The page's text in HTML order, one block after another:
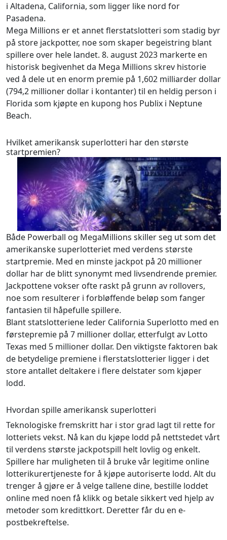
i Altadena, California, som ligger like nord for
Pasadena.
Mega Millions er et annet flerstatslotteri som stadig byr
på store jackpotter, noe som skaper begeistring blant
spillere over hele landet. 8. august 2023 markerte en
historisk begivenhet da Mega Millions skrev historie
ved å dele ut en enorm premie på 1,602 milliarder dollar
(794,2 millioner dollar i kontanter) til en heldig person i
Florida som kjøpte en kupong hos Publix i Neptune
Beach.
Hvilket amerikansk superlotteri har den største
startpremien?
Både Powerball og MegaMillions skiller seg ut som det
amerikanske superlotteriet med verdens største
startpremie. Med en minste jackpot på 20 millioner
dollar har de blitt synonymt med livsendrende premier.
Jackpottene vokser ofte raskt på grunn av rollovers,
noe som resulterer i forbløffende beløp som fanger
fantasien til håpefulle spillere.
Blant statslotteriene leder California Superlotto med en
førstepremie på 7 millioner dollar, etterfulgt av Lotto
Texas med 5 millioner dollar. Den viktigste faktoren bak
de betydelige premiene i flerstatslotterier ligger i det
store antallet deltakere i flere delstater som kjøper
lodd.
Hvordan spille amerikansk superlotteri
Teknologiske fremskritt har i stor grad lagt til rette for
lotteriets vekst. Nå kan du kjøpe lodd på nettstedet vårt
til verdens største jackpotspill helt lovlig og enkelt.
Spillere har muligheten til å bruke vår legitime online
lotterikurertjeneste for å kjøpe autoriserte lodd. Alt du
trenger å gjøre er å velge tallene dine, bestille loddet
online med noen få klikk og betale sikkert ved hjelp av
metoder som kredittkort. Deretter får du en e-
postbekreftelse.